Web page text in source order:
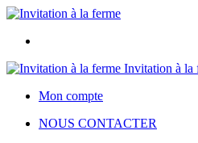
Invitation à la
Mon compte
NOUS CONTACTER